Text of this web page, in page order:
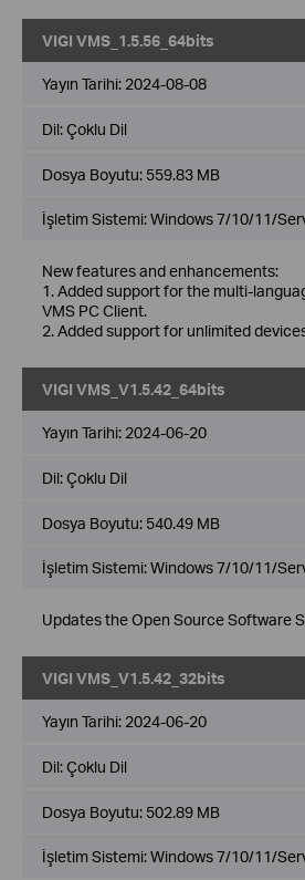
VIGI VMS_1.5.56_64bits
Yayın Tarihi: 2024-08-08
Dil:Çoklu Dil
Dosya Boyutu: 559.83 MB
İşletim Sistemi: Windows 7/10/11/
New features and enhancements:
1. Added support for the multi-
VMS PC Client.
2. Added support for unlimited
VIGI VMS_V1.5.42_64bits
Yayın Tarihi: 2024-06-20
Dil:Çoklu Dil
Dosya Boyutu: 540.49 MB
İşletim Sistemi: Windows 7/10/11/
Updates the Open Source Software
VIGI VMS_V1.5.42_32bits
Yayın Tarihi: 2024-06-20
Dil:Çoklu Dil
Dosya Boyutu: 502.89 MB
İşletim Sistemi: Windows 7/10/11/